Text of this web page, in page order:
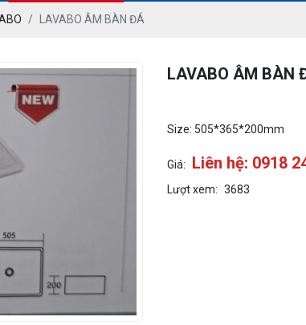
LAVABO ÂM BÀN ĐÁ
LAVABO ÂM BÀN
Size: 505*365*200mm
Giá: Liên hệ: 0918
Lượt xem: 3683